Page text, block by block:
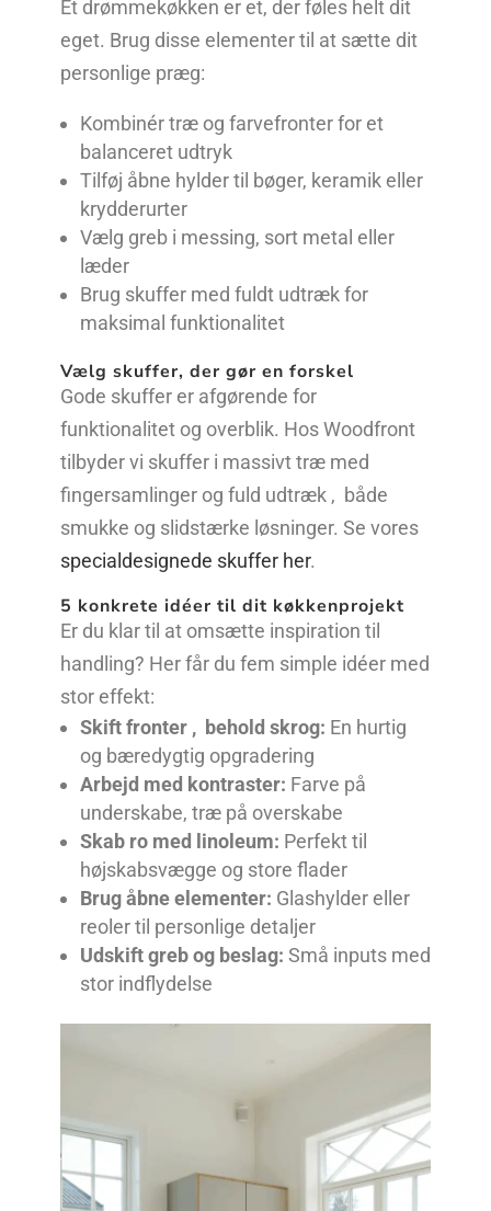
Et drømmekøkken er et, der føles helt dit
eget. Brug disse elementer til at sætte dit
personlige præg:
Kombinér træ og farvefronter for et
balanceret udtryk
Tilføj åbne hylder til bøger, keramik eller
krydderurter
Vælg greb i messing, sort metal eller
læder
Brug skuffer med fuldt udtræk for
maksimal funktionalitet
Vælg skuffer, der gør en forskel
Gode skuffer er afgørende for
funktionalitet og overblik. Hos Woodfront
tilbyder vi skuffer i massivt træ med
fingersamlinger og fuld udtræk , både
smukke og slidstærke løsninger. Se vores
specialdesignede skuffer her.
5 konkrete idéer til dit køkkenprojekt
Er du klar til at omsætte inspiration til
handling? Her får du fem simple idéer med
stor effekt:
Skift fronter , behold skrog: En hurtig
og bæredygtig opgradering
Arbejd med kontraster: Farve på
underskabe, træ på overskabe
Skab ro med linoleum: Perfekt til
højskabsvægge og store flader
Brug åbne elementer: Glashylder eller
reoler til personlige detaljer
Udskift greb og beslag: Små inputs med
stor indflydelse